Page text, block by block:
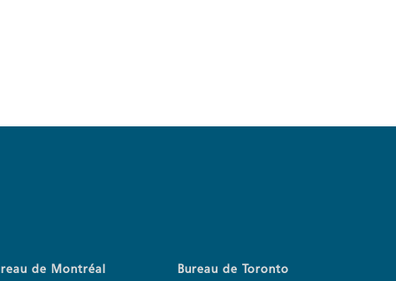
de Montréal
Bureau de Toronto